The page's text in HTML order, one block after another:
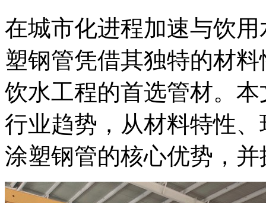
在城市化进程加速与饮
塑钢管凭借其独特的材
饮水工程的首选管材。
行业趋势，从材料特性
涂塑钢管的核心优势，